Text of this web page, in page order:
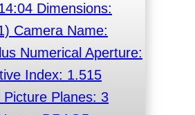
Dimensions:
Camera Name:
Numerical Aperture:
Index: 1.515
Picture Planes: 3